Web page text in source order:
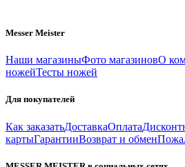
Messer Meister
Наши магазиныФото магазиновО
ножейТесты ножей
Для покупателей
Как заказатьДоставкаОплата
картыГарантииВозврат и обмен